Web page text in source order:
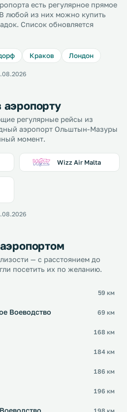
есть регулярное прямое
любой из них можно купить
Список обновляется
Краков Лондон
регулярные рейсы из
аэропорт Ольштын-Мазуры
момент.
Wizz Air Malta
— с расстоянием до
посетить их по желанию.
59 км
Воеводство 69 км
168 км
184 км
186 км
196 км
198 км